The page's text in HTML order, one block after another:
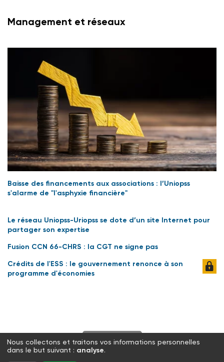
Management et réseaux
Baisse des financements aux associations : l’Uniopss
s'alarme de "l'asphyxie financière"
Le réseau Uniopss-Uriopss se dote d’un site Internet pour
partager son expertise
Fusion CCN 66-CHRS : la CGT ne signe pas
Crédits de l'ESS : le gouvernement renonce à son
programme d'économies
S'abonner
Nous collectons et traitons vos informations personnelles
dans le but suivant : analyse.